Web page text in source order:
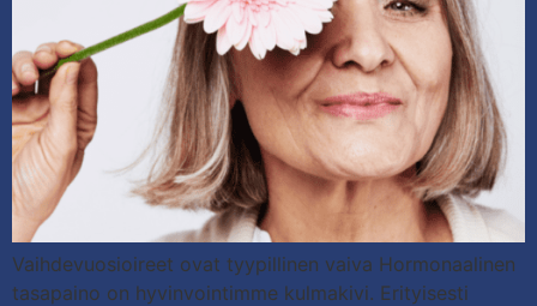
Vaihdevuosioireet ovat tyypillinen vaiva Hormonaalinen
tasapaino on hyvinvointimme kulmakivi. Erityisesti